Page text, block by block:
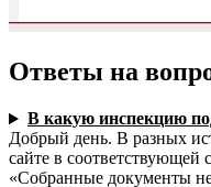
Ответы на
В какую инспекцию
Добрый день. В разных
сайте в соответствующей
«Собранные документы